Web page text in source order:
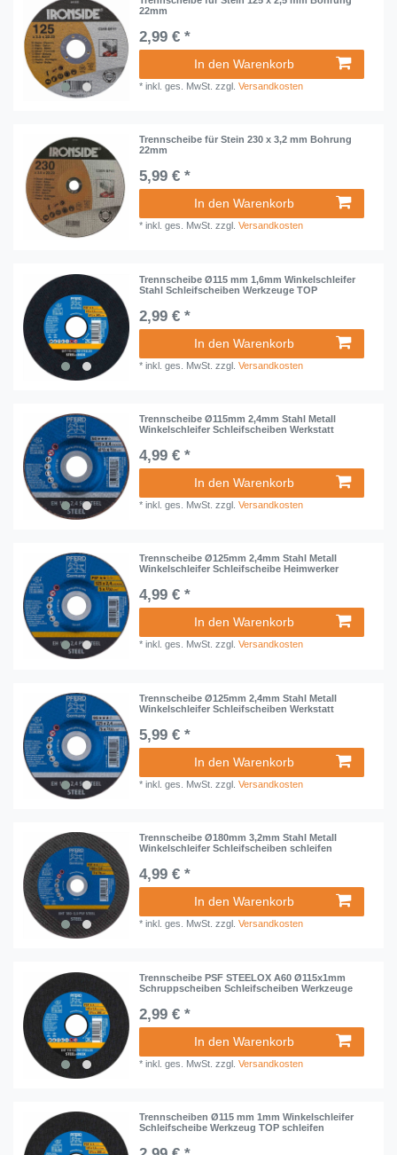
22mm
2,99 € *
In den Warenkorb
*inkl. ges. MwSt. zzgl.Versandkosten
Trennscheibe für Stein 230 x 3,2 mm Bohrung
22mm
5,99 € *
In den Warenkorb
*inkl. ges. MwSt. zzgl.Versandkosten
Trennscheibe Ø115 mm 1,6mm Winkelschleifer
Stahl Schleifscheiben Werkzeuge TOP
2,99 € *
In den Warenkorb
*inkl. ges. MwSt. zzgl.Versandkosten
Trennscheibe Ø115mm 2,4mm Stahl Metall
Winkelschleifer Schleifscheiben Werkstatt
4,99 € *
In den Warenkorb
*inkl. ges. MwSt. zzgl.Versandkosten
Trennscheibe Ø125mm 2,4mm Stahl Metall
Winkelschleifer Schleifscheibe Heimwerker
4,99 € *
In den Warenkorb
*inkl. ges. MwSt. zzgl.Versandkosten
Trennscheibe Ø125mm 2,4mm Stahl Metall
Winkelschleifer Schleifscheiben Werkstatt
5,99 € *
In den Warenkorb
*inkl. ges. MwSt. zzgl.Versandkosten
Trennscheibe Ø180mm 3,2mm Stahl Metall
Winkelschleifer Schleifscheiben schleifen
4,99 € *
In den Warenkorb
*inkl. ges. MwSt. zzgl.Versandkosten
Trennscheibe PSF STEELOX A60 Ø115x1mm
Schruppscheiben Schleifscheiben Werkzeuge
2,99 € *
In den Warenkorb
*inkl. ges. MwSt. zzgl.Versandkosten
Trennscheiben Ø115 mm 1mm Winkelschleifer
Schleifscheibe Werkzeug TOP schleifen